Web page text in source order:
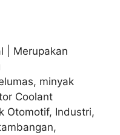
| Merupakan
minyak
Coolant
Otomotif, Industri,